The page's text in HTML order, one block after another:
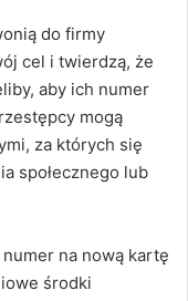
do firmy
cel i twierdzą, że
aby ich numer
mogą
za których się
społecznego lub
na nową kartę
środki